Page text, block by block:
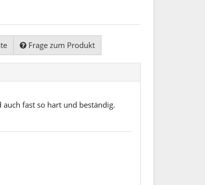
Frage zum Produkt
fast so hart und beständig.